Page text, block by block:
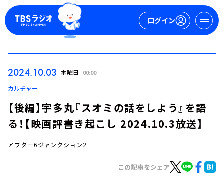
ログイン
2024.10.03 木曜日 00:00
カルチャー
【後編】宇多丸『スオミの話をしよう』を語
る！【映画評書き起こし 2024.10.3放送】
アフター6ジャンクション2
この記事をシェア